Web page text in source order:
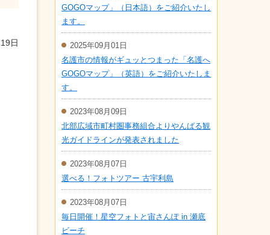
日
GOGOマップ」（日本語）をご紹介いたし
ます。
2025年09月01日
名護市の情報がギュッとつまった「名護へ
GOGOマップ」（英語）をご紹介いたしま
す。
2023年08月09日
北部広域市町村圏事務組合よりやんばる観
光ガイドラインが発表されました
2023年08月07日
選べる！フォトツアー 古宇利島
2023年08月07日
毎日開催！星空フォトと宙さんぽ in 瀬底
ビーチ